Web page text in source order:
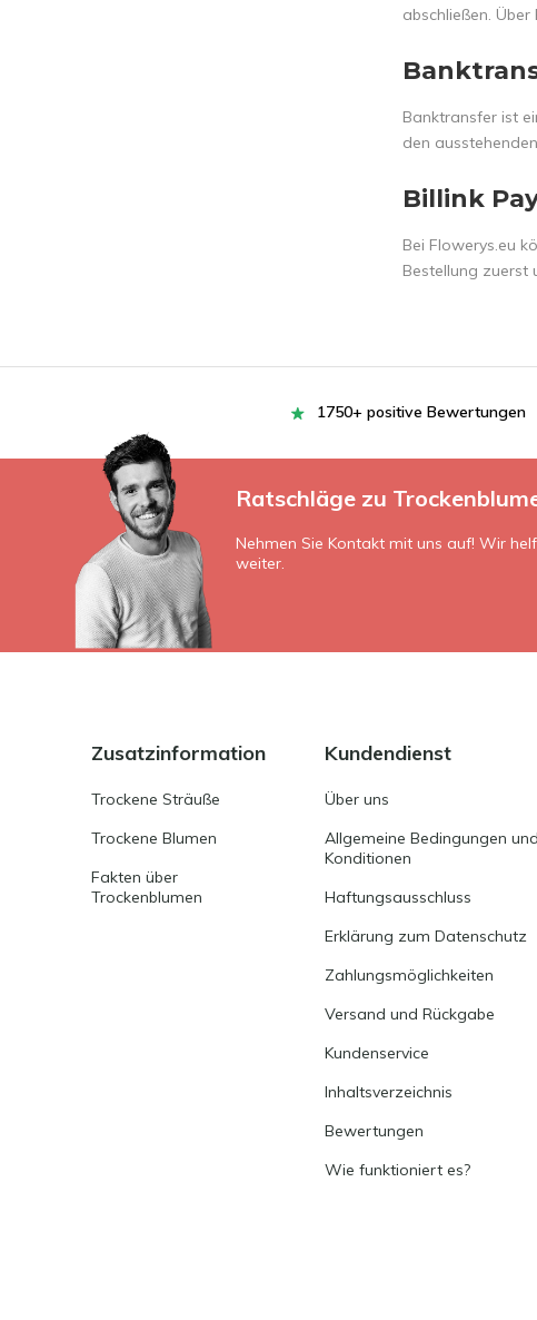
abschließen.
Banktransfer ist
den
Billink
Bei Flowerys.eu
Bestellung zuerst
1750+ positive Bewertungen
Ratschläge zu
Nehmen Sie Kontakt mit uns auf! Wir
weiter.
Zusatzinformation
Trockene Sträuße
Trockene Blumen
Fakten über
Trockenblumen
Kundendienst
Über uns
Allgemeine Bedingungen und
Konditionen
Haftungsausschluss
Erklärung zum Datenschutz
Zahlungsmöglichkeiten
Versand und Rückgabe
Kundenservice
Inhaltsverzeichnis
Bewertungen
Wie funktioniert es?